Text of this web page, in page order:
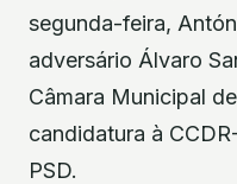
segunda-feira,
adversário Álvaro
Câmara Municipal
candidatura à
PSD.